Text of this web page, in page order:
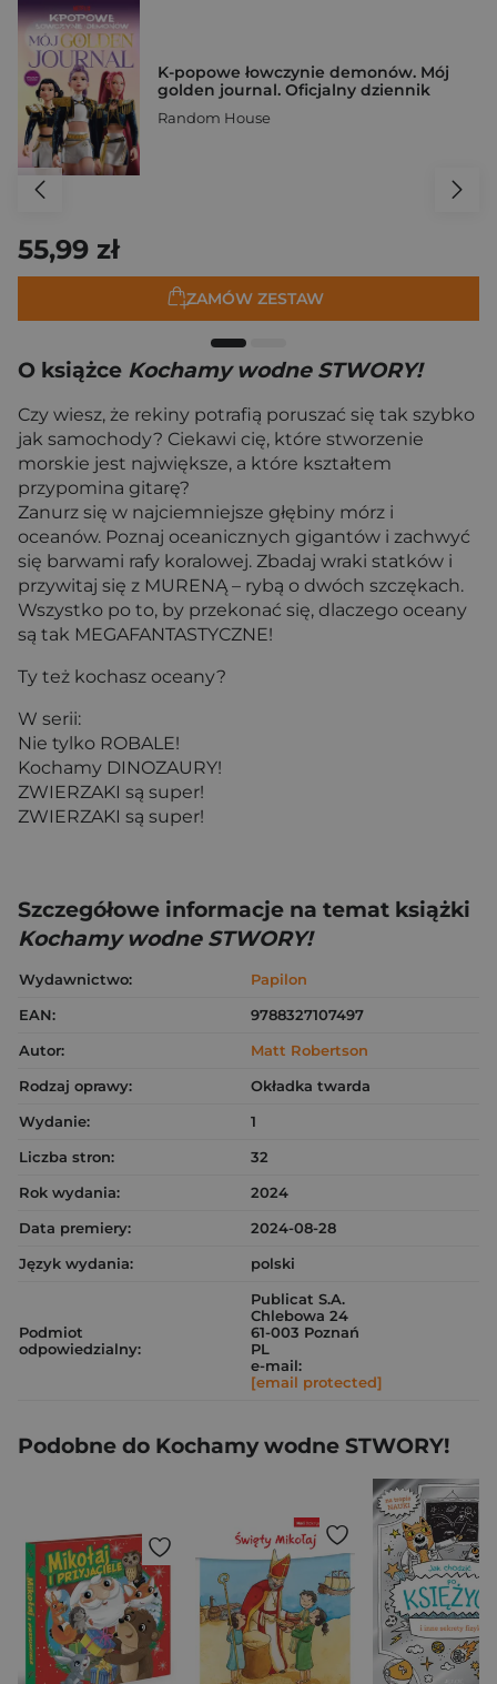
K-popowe łowczynie demonów. Mój
golden journal. Oficjalny dziennik
Random House
55,99 zł
ZAMÓW ZESTAW
O książce Kochamy wodne STWORY!
Czy wiesz, że rekiny potrafią poruszać się tak szybko
jak samochody? Ciekawi cię, które stworzenie
morskie jest największe, a które kształtem
przypomina gitarę?
Zanurz się w najciemniejsze głębiny mórz i
oceanów. Poznaj oceanicznych gigantów i zachwyć
się barwami rafy koralowej. Zbadaj wraki statków i
przywitaj się z MURENĄ – rybą o dwóch szczękach.
Wszystko po to, by przekonać się, dlaczego oceany
są tak MEGAFANTASTYCZNE!
Ty też kochasz oceany?
W serii:
Nie tylko ROBALE!
Kochamy DINOZAURY!
ZWIERZAKI są super!
ZWIERZAKI są super!
Szczegółowe informacje na temat książki
Kochamy wodne STWORY!
Wydawnictwo:
Papilon
EAN:
9788327107497
Autor:
Matt Robertson
Rodzaj oprawy:
Okładka twarda
Wydanie:
1
Liczba stron:
32
Rok wydania:
2024
Data premiery:
2024-08-28
Język wydania:
polski
Podmiot
odpowiedzialny:
Publicat S.A.
Chlebowa 24
61-003 Poznań
PL
e-mail:
[email protected]
Podobne do Kochamy wodne STWORY!